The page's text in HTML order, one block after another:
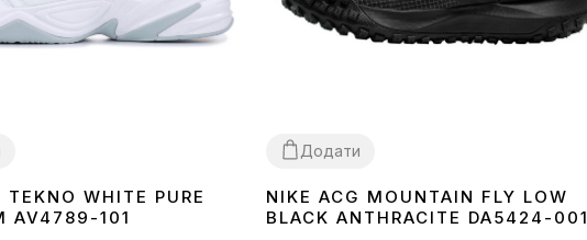
41 434445WHITE PURE
AV4789-101
Додати
44
NIKE ACG MOUNTAIN FLY LOW
BLACK ANTHRACITE DA5424-001